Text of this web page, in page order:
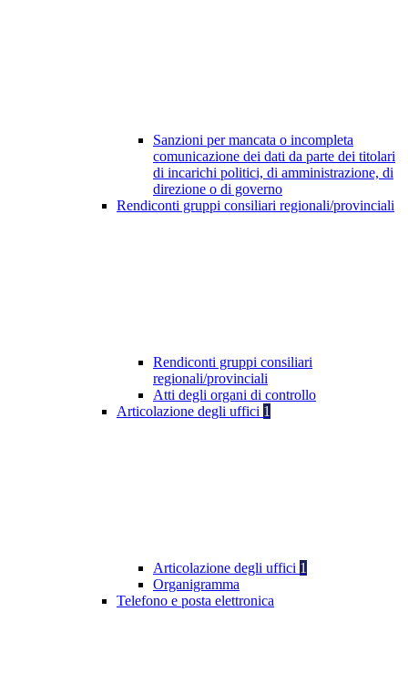
Sanzioni per mancata o incompleta
comunicazione dei dati da parte dei titolari
di incarichi politici, di amministrazione, di
direzione o di governo
Rendiconti gruppi consiliari regionali/provinciali
Rendiconti gruppi consiliari
regionali/provinciali
Atti degli organi di controllo
Articolazione degli uffici 1
Articolazione degli uffici 1
Organigramma
Telefono e posta elettronica